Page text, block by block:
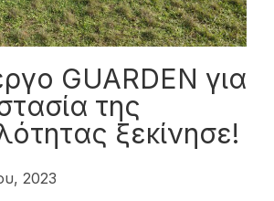
GUARDEN για
της
ξεκίνησε!
2023